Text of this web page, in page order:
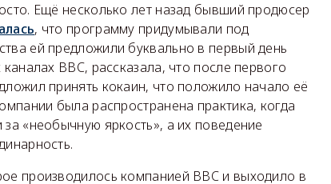
Ещё несколько лет назад бывший продюсер
, что программу придумывали под
ей предложили буквально в первый день
BBC, рассказала, что после первого
принять кокаин, что положило начало её
была распространена практика, когда
«необычную яркость», а их поведение
производилось компанией BBC и выходило в